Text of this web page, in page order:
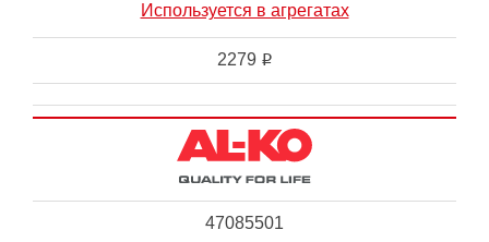
Используется в агрегатах
2279 i
47085501